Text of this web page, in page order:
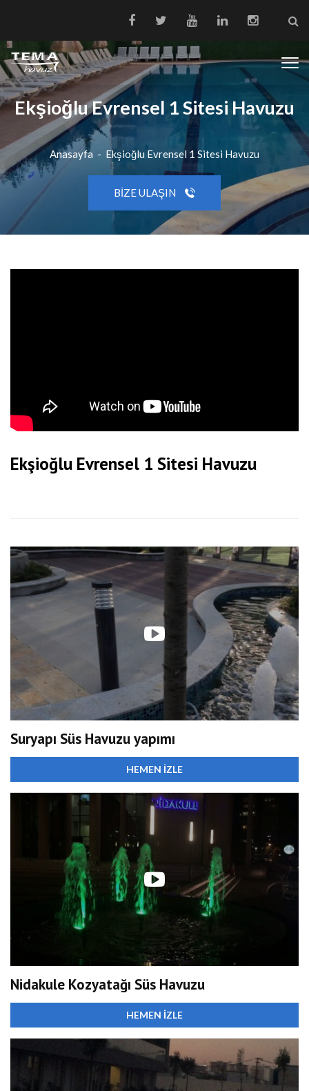
Ekşioğlu Evrensel 1 Sitesi Havuzu
Anasayfa - Ekşioğlu Evrensel 1 Sitesi Havuzu
BIZE ULAŞIN
Ekşioğlu Evrensel 1 Sitesi Havuzu
Suryapı Süs Havuzu yapımı
HEMEN İZLE
Nidakule Kozyatağı Süs Havuzu
HEMEN İZLE